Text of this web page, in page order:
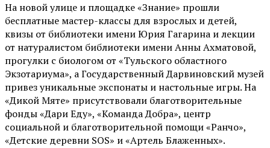
На новой улице и площадке «Знание» прошли
бесплатные мастер-классы для взрослых и детей,
квизы от библиотеки имени Юрия Гагарина и лекции
от натуралистом библиотеки имени Анны Ахматовой,
прогулки с биологом от «Тульского областного
Экзотариума», а Государственный Дарвиновский музей
привез уникальные экспонаты и настольные игры. На
«Дикой Мяте» присутствовали благотворительные
фонды «Дари Еду», «Команда Добра», центр
социальной и благотворительной помощи «Ранчо»,
«Детские деревни SOS» и «Артель Блаженных».